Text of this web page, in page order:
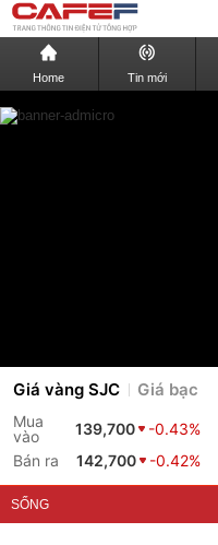
Home Tin mới
Giá vàng SJC Giá bạc
Mua
vào
139,700
-0.43%
Bán ra
142,700 -0.42%
SỐNG